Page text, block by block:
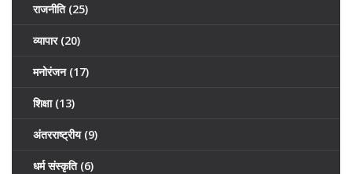
राजनीति (25)
व्यापार (20)
मनोरंजन (17)
शिक्षा (13)
अंतरराष्ट्रीय (9)
धर्म संस्कृति (6)